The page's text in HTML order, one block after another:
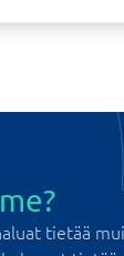
tietää